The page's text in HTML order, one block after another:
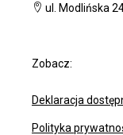
ul. Modlińska
Zobacz:
Deklaracja
Polityka